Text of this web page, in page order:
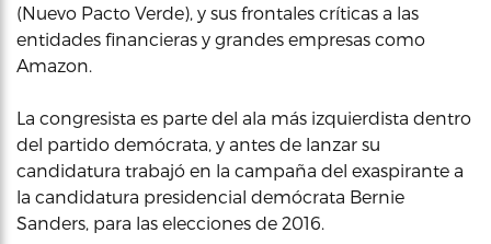
(Nuevo Pacto Verde), y sus frontales críticas a las
entidades financieras y grandes empresas como
Amazon.
La congresista es parte del ala más izquierdista dentro
del partido demócrata, y antes de lanzar su
candidatura trabajó en la campaña del exaspirante a
la candidatura presidencial demócrata Bernie
Sanders, para las elecciones de 2016.